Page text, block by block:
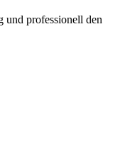
und professionell den